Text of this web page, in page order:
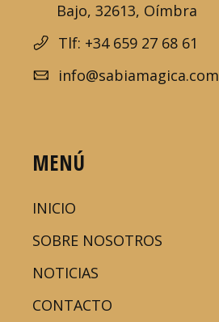
Bajo, 32613, Oímbra
Tlf: +34 659 27 68 61
info@sabiamagica.com
MENÚ
INICIO
SOBRE NOSOTROS
NOTICIAS
CONTACTO